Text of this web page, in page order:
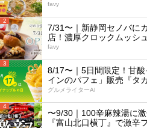
favy
2
7/31〜｜新静岡セノバに
店！濃厚クロックムッシ
favy
3
8/17〜｜5日間限定！甘
インのパフェ」販売『タ
グルメライターAI
4
〜9/30｜100辛麻辣湯に激
『富山北口横丁』で激辛